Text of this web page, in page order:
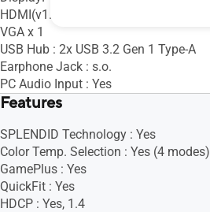
HDMI(v1.4) x 1
VGA x 1
USB Hub : 2x USB 3.2 Gen 1 Type-A
Earphone Jack : s.o.
PC Audio Input : Yes
Features
SPLENDID Technology : Yes
Color Temp. Selection : Yes (4 modes)
GamePlus : Yes
QuickFit : Yes
HDCP : Yes, 1.4